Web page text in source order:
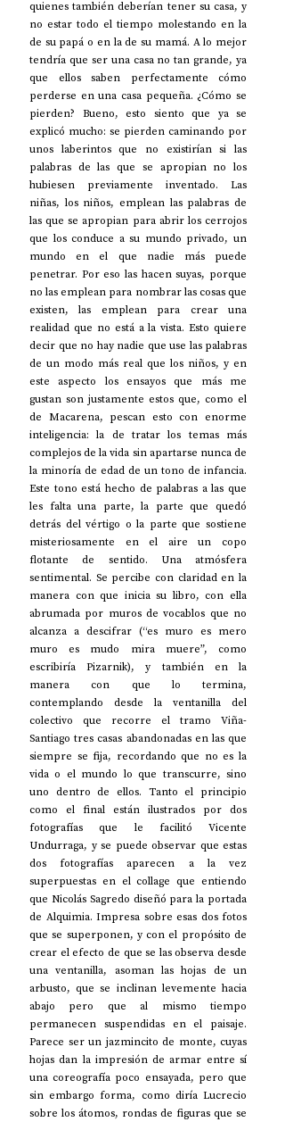
quienes también deberían tener su casa, y
no estar todo el tiempo molestando en la
de su papá o en la de su mamá. A lo mejor
tendría que ser una casa no tan grande, ya
que ellos saben perfectamente cómo
perderse en una casa pequeña. ¿Cómo se
pierden? Bueno, esto siento que ya se
explicó mucho: se pierden caminando por
unos laberintos que no existirían si las
palabras de las que se apropian no los
hubiesen previamente inventado. Las
niñas, los niños, emplean las palabras de
las que se apropian para abrir los cerrojos
que los conduce a su mundo privado, un
mundo en el que nadie más puede
penetrar. Por eso las hacen suyas, porque
no las emplean para nombrar las cosas que
existen, las emplean para crear una
realidad que no está a la vista. Esto quiere
decir que no hay nadie que use las palabras
de un modo más real que los niños, y en
este aspecto los ensayos que más me
gustan son justamente estos que, como el
de Macarena, pescan esto con enorme
inteligencia: la de tratar los temas más
complejos de la vida sin apartarse nunca de
la minoría de edad de un tono de infancia.
Este tono está hecho de palabras a las que
les falta una parte, la parte que quedó
detrás del vértigo o la parte que sostiene
misteriosamente en el aire un copo
flotante de sentido. Una atmósfera
sentimental. Se percibe con claridad en la
manera con que inicia su libro, con ella
abrumada por muros de vocablos que no
alcanza a descifrar (“es muro es mero
muro es mudo mira muere”, como
escribiría Pizarnik), y también en la
manera con que lo termina,
contemplando desde la ventanilla del
colectivo que recorre el tramo Viña-
Santiago tres casas abandonadas en las que
siempre se fija, recordando que no es la
vida o el mundo lo que transcurre, sino
uno dentro de ellos. Tanto el principio
como el final están ilustrados por dos
fotografías que le facilitó Vicente
Undurraga, y se puede observar que estas
dos fotografías aparecen a la vez
superpuestas en el collage que entiendo
que Nicolás Sagredo diseñó para la portada
de Alquimia. Impresa sobre esas dos fotos
que se superponen, y con el propósito de
crear el efecto de que se las observa desde
una ventanilla, asoman las hojas de un
arbusto, que se inclinan levemente hacia
abajo pero que al mismo tiempo
permanecen suspendidas en el paisaje.
Parece ser un jazmincito de monte, cuyas
hojas dan la impresión de armar entre sí
una coreografía poco ensayada, pero que
sin embargo forma, como diría Lucrecio
sobre los átomos, rondas de figuras que se